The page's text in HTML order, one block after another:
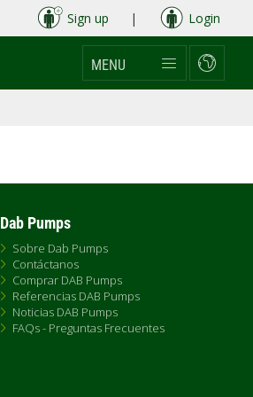
Sign up | Login
MENU
Dab Pumps
Sobre Dab Pumps
Contáctanos
Comprar DAB Pumps
Referencias DAB Pumps
Noticias DAB Pumps
FAQs - Preguntas Frecuentes